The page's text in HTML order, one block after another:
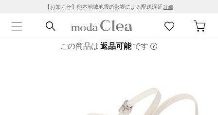
【お知らせ】熊本地域地震の影響による配送遅延 詳細
この商品は 返品可能です